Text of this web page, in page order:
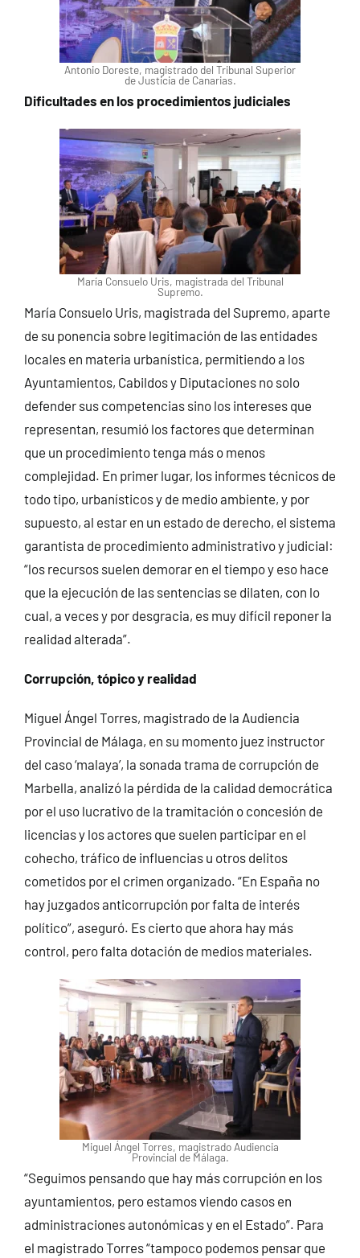
Antonio Doreste, magistrado del Tribunal Superior
de Justicia de Canarias.
Dificultades en los procedimientos judiciales
María Consuelo Uris, magistrada del Tribunal
Supremo.
María Consuelo Uris, magistrada del Supremo, aparte
de su ponencia sobre legitimación de las entidades
locales en materia urbanística, permitiendo a los
Ayuntamientos, Cabildos y Diputaciones no solo
defender sus competencias sino los intereses que
representan, resumió los factores que determinan
que un procedimiento tenga más o menos
complejidad. En primer lugar, los informes técnicos de
todo tipo, urbanísticos y de medio ambiente, y por
supuesto, al estar en un estado de derecho, el sistema
garantista de procedimiento administrativo y judicial:
“los recursos suelen demorar en el tiempo y eso hace
que la ejecución de las sentencias se dilaten, con lo
cual, a veces y por desgracia, es muy difícil reponer la
realidad alterada”.
Corrupción, tópico y realidad
Miguel Ángel Torres, magistrado de la Audiencia
Provincial de Málaga, en su momento juez instructor
del caso ‘malaya’, la sonada trama de corrupción de
Marbella, analizó la pérdida de la calidad democrática
por el uso lucrativo de la tramitación o concesión de
licencias y los actores que suelen participar en el
cohecho, tráfico de influencias u otros delitos
cometidos por el crimen organizado. “En España no
hay juzgados anticorrupción por falta de interés
político”, aseguró. Es cierto que ahora hay más
control, pero falta dotación de medios materiales.
Miguel Ángel Torres, magistrado Audiencia
Provincial de Málaga.
“Seguimos pensando que hay más corrupción en los
ayuntamientos, pero estamos viendo casos en
administraciones autonómicas y en el Estado”. Para
el magistrado Torres “tampoco podemos pensar que